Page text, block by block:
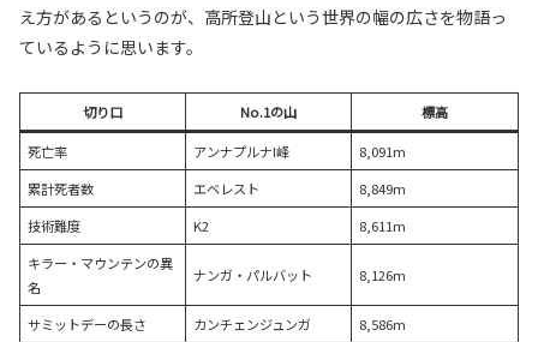
え方があるというのが、高所登山という世界の幅の広さを物語っ
ているように思います。
切り口 No.1の山 標高
死亡率 アンナプルナI峰
8,091m
累計死者数
エベレスト
8,849m
技術難度
K2
8,611m
キラー・マウンテンの異
名
ナンガ・パルバット 8,126m
サミットデーの長さ カンチェンジュンガ
8,586m